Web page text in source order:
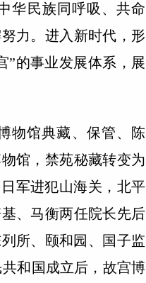
华民族同呼吸、共命
力。进入新时代，形
”的事业发展体系，展
馆典藏、保管、陈
馆，禁苑秘藏转变为
军进犯山海关，北平
、马衡两任院长先后
所、颐和园、国子监
和国成立后，故宫博